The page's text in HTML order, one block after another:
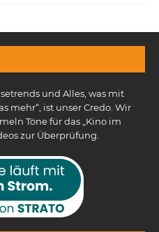
und Alles, was mit
mehr“, ist unser Credo. Wir
Töne für das „Kino im
zur Überprüfung.